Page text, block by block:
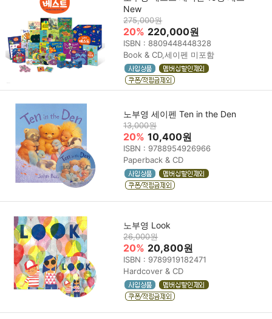
New
275,000원
20% 220,000원
ISBN : 8809448448328
Book & CD,세이펜 미포함
노부영 세이펜 Ten in the Den
13,000원
20% 10,400원
ISBN : 9788954926966
Paperback & CD
노부영 Look
26,000원
20% 20,800원
ISBN : 9789919182471
Hardcover & CD